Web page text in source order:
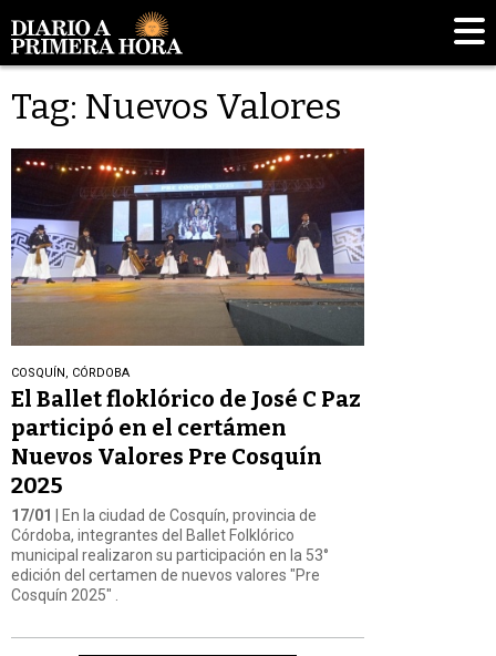
Tag: Nuevos Valores
COSQUÍN, CÓRDOBA
El Ballet floklórico de José C Paz
participó en el certámen
Nuevos Valores Pre Cosquín
2025
17/01
| En la ciudad de Cosquín, provincia de
Córdoba, integrantes del Ballet Folklórico
municipal realizaron su participación en la 53°
edición del certamen de nuevos valores "Pre
Cosquín 2025" .